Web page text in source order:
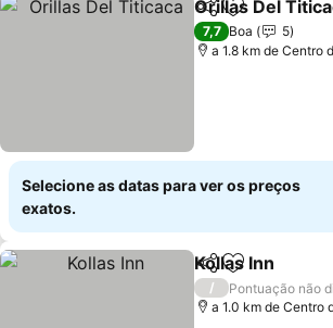
PartilharAdicionar
Orillas Del
7,7 Boa
5
a 1.8 km de Centro
Selecione as datas para ver os preços
exatos.
PartilharAdicionar
Kollas Inn
/
Pontuação não
a 1.0 km de Centro